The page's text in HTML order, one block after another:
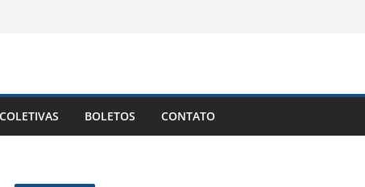
BOLETOS CONTATO